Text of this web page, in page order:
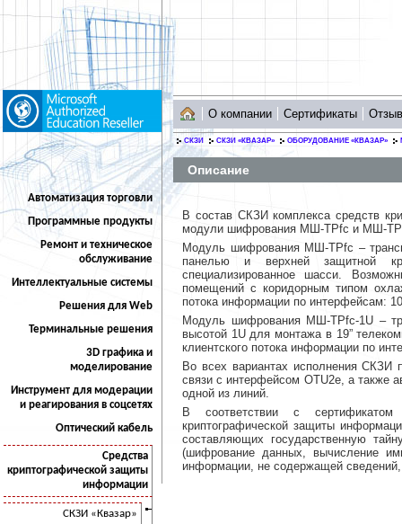
Автоматизация торговли
Программные продукты
Ремонт и техническое
обслуживание
Интеллектуальные системы
Решения для Web
Терминальные решения
3D графика и
моделирование
Инструмент для модерации
и реагирования в соцсетях
Оптический кабель
Средства
криптографической защиты
информации
СКЗИ «Квазар»
О компании Сертификаты
СКЗИ СКЗИ «КВАЗАР» ОБОРУДОВАНИЕ «КВАЗАР»
Описание
В состав СКЗИ комплекса средств
модули шифрования МШ-ТРfc и МШ-
Модуль шифрования МШ-ТРfc –
панелью и верхней защитной
специализированное шасси.
помещений с коридорным типом
потока информации по интерфейсам:
Модуль шифрования МШ-ТРfc-1U –
высотой 1U для монтажа в 19”
клиентского потока информации по
Во всех вариантах исполнения СКЗИ
связи с интерфейсом OTU2е, а также
одной из линий.
В соответствии с
криптографической защиты
составляющих государственную
(шифрование данных, вычисление
информации, не содержащей